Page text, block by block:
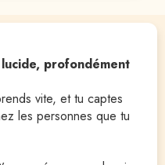
profondément
vite, et tu captes
les personnes que tu